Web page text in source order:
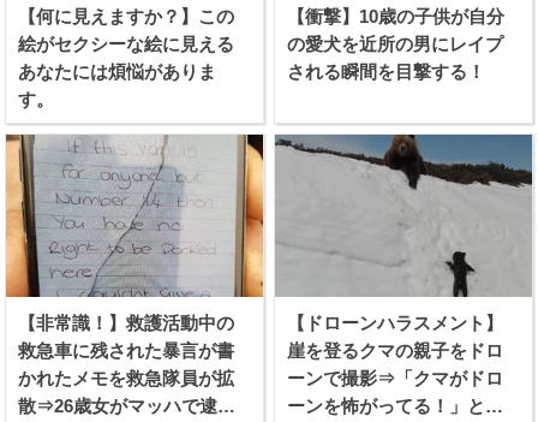
【何に見えますか？】この
絵がセクシーな絵に見える
あなたには煩悩がありま
す。
【衝撃】10歳の子供が自分
の愛犬を近所の男にレイプ
される瞬間を目撃する！
【非常識！】救護活動中の
救急車に残された暴言が書
かれたメモを救急隊員が拡
散⇒26歳女がマッハで逮捕
【ドローンハラスメント】
崖を登るクマの親子をドロ
ーンで撮影⇒「クマがドロ
ーンを怖がってる！」と批